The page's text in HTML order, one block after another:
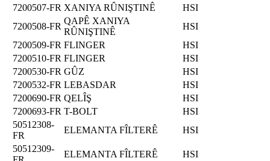
7200507-FR XANIYA RÛNIŞTINÊ
HSI
7200508-FR
QAPÊ XANIYA
RÛNIŞTINÊ
HSI
7200509-FR FLINGER
HSI
7200510-FR FLINGER
HSI
7200530-FR GÛZ
HSI
7200532-FR LEBASDAR
HSI
7200690-FR QELÎŞ
HSI
7200693-FR T-BOLT
HSI
50512308-
FR
ELEMANTA FÎLTERÊ
HSI
50512309-
ELEMANTA FÎLTERÊ
HSI